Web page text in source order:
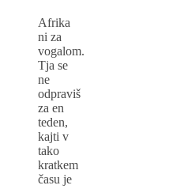
Afrika
ni za
vogalom.
Tja se
ne
odpraviš
za en
teden,
kajti v
tako
kratkem
času je